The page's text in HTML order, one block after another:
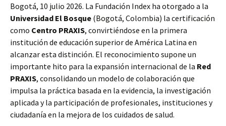
Bogotá, 10 julio 2026. La Fundación Index ha otorgado a la
Universidad El Bosque (Bogotá, Colombia) la certificación
como Centro PRAXIS, convirtiéndose en la primera
institución de educación superior de América Latina en
alcanzar esta distinción. El reconocimiento supone un
importante hito para la expansión internacional de la Red
PRAXIS, consolidando un modelo de colaboración que
impulsa la práctica basada en la evidencia, la investigación
aplicada y la participación de profesionales, instituciones y
ciudadanía en la mejora de los cuidados de salud.